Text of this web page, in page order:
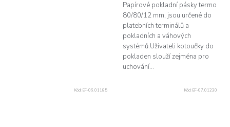
Papírové pokladní pásky termo
80/80/12 mm, jsou určené do
platebních terminálů a
pokladních a váhových
systémů.Uživateli kotoučky do
pokladen slouží zejména pro
uchování...
Kód: EF-06.01185 Kód: EF-07.01230